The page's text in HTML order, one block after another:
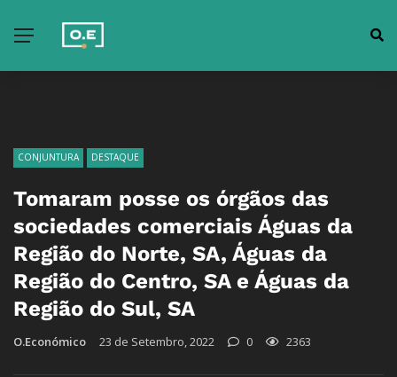
CONJUNTURA DESTAQUE
Tomaram posse os órgãos das
sociedades comerciais Águas da
Região do Norte, SA, Águas da
Região do Centro, SA e Águas da
Região do Sul, SA
O.Económico 23 de Setembro, 2022 0 2363